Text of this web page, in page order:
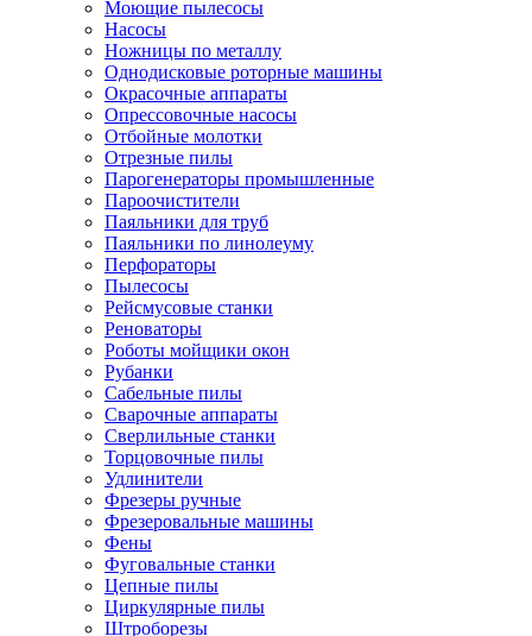
Моющие пылесосы
Насосы
Ножницы по металлу
Однодисковые роторные машины
Окрасочные аппараты
Опрессовочные насосы
Отбойные молотки
Отрезные пилы
Парогенераторы промышленные
Пароочистители
Паяльники для труб
Паяльники по линолеуму
Перфораторы
Пылесосы
Рейсмусовые станки
Реноваторы
Роботы мойщики окон
Рубанки
Сабельные пилы
Сварочные аппараты
Сверлильные станки
Торцовочные пилы
Удлинители
Фрезеры ручные
Фрезеровальные машины
Фены
Фуговальные станки
Цепные пилы
Циркулярные пилы
Штроборезы